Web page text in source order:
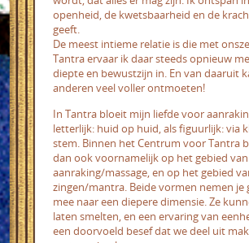
openheid, de kwetsbaarheid en de
geeft.
De meest intieme relatie is die met
Tantra ervaar ik daar steeds opnieuw
diepte en bewustzijn in. En van daaruit
anderen veel voller ontmoeten!
In Tantra bloeit mijn liefde voor
letterlijk: huid op huid, als figuurlijk: via
stem. Binnen het Centrum voor Tantra
dan ook voornamelijk op het gebied van
aanraking/massage, en op het gebied
zingen/mantra. Beide vormen nemen je
mee naar een diepere dimensie. Ze
laten smelten, en een ervaring van
een doorvoeld besef dat we deel uit